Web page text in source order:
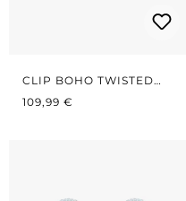
CLIP BOHO TWISTED
CIRCLES GREY/GOLD
REGULÄRER PREIS:
109,99 €